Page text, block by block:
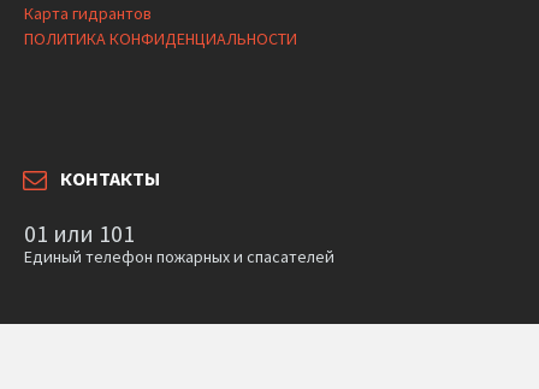
Карта гидрантов
ПОЛИТИКА КОНФИДЕНЦИАЛЬНОСТИ
КОНТАКТЫ
01 или 101
Единый телефон пожарных и спасателей